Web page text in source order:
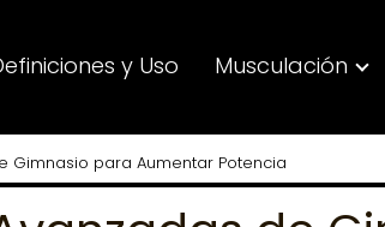
y Uso Musculación
Gimnasio para Aumentar Potencia